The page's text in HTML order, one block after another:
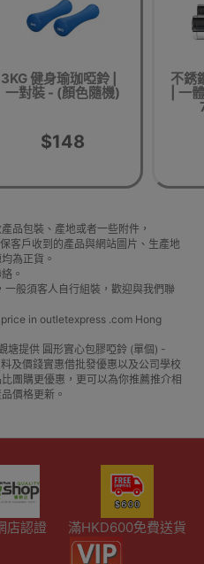
3KG 健身瑜珈啞鈴 |
一對裝 - (顏色隨機)
$148
不銹
| 一
品包裝、產地或者一些附件，
客戶收到的產品與網站圖片、生產地
為正貨。
。
般須客人自行組裝，歡迎與我們聯
in outletexpress .com Hong
塘提供 圓形實心包膠啞鈴 (單個) -
及價錢實惠借批發優惠以及公司學校
團購更優惠，更可以為你推薦推介相
價格更新。
店認證 滿HKD600免費送貨